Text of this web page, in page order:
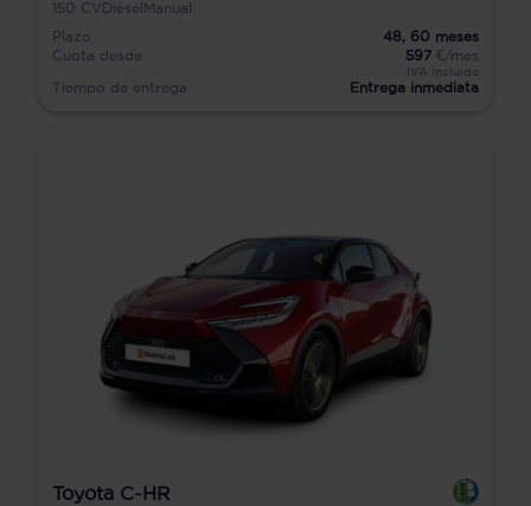
150 CV Diésel Manual
Plazo
48, 60 meses
Cuota desde
597 €/mes
IVA incluido
Tiempo de entrega Entrega inmediata
Toyota C-HR